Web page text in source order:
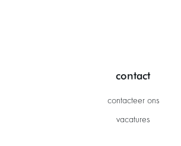
contact
contacteer ons
vacatures